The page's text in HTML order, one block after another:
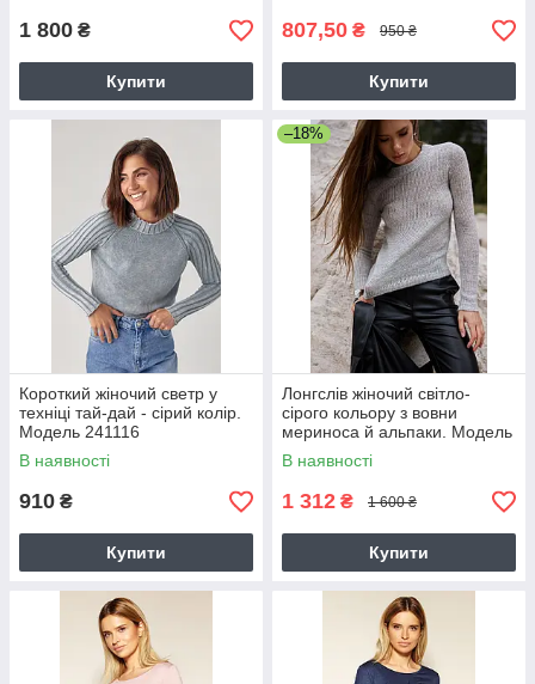
1 800 ₴
Купити
807,50 ₴ 950 ₴
Купити
Короткий жіночий светр у
техніці тай-дай - сірий колір.
Модель 241116
В наявності
910 ₴
Купити
–18%
Лонгслів жіночий світло-
сірого кольору з вовни
мериноса й альпаки. Модель
2777
В наявності
1 312 ₴ 1 600 ₴
Купити